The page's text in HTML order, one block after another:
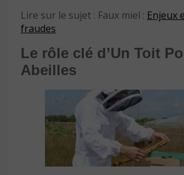
Lire sur le sujet : Faux miel : Enjeux
fraudes
Le rôle clé d’Un Toit
Abeilles